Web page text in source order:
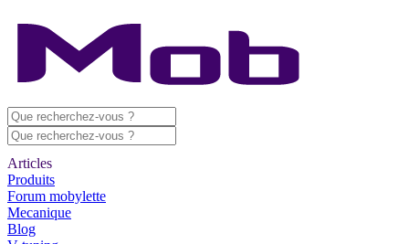
Articles
Produits
Forum mobylette
Mecanique
Blog